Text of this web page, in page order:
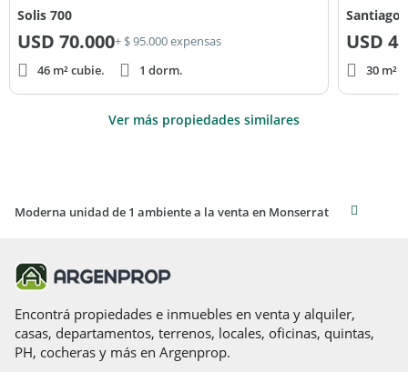
Solis 700
USD 70.000+ $ 95.000 expensas
46 m² cubie.
1 dorm.
Santiago
USD
30 m²
Ver más propiedades similares
Moderna unidad de 1 ambiente a la venta en Monserrat
Encontrá propiedades e inmuebles en venta y alquiler,
casas, departamentos, terrenos, locales, oficinas, quintas,
PH, cocheras y más en Argenprop.